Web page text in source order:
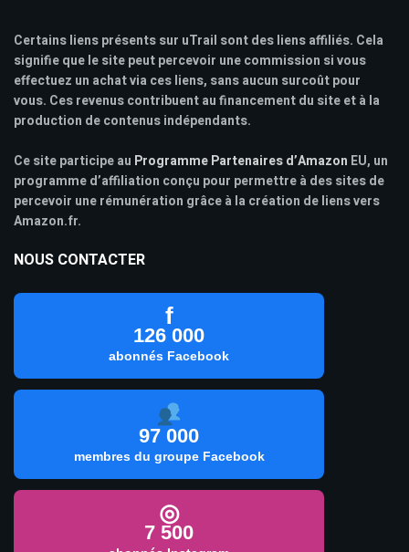
Certains liens présents sur uTrail sont des liens affiliés. Cela
signifie que le site peut percevoir une commission si vous
effectuez un achat via ces liens, sans aucun surcoût pour
vous. Ces revenus contribuent au financement du site et à la
production de contenus indépendants.
Ce site participe au Programme Partenaires d’Amazon EU, un
programme d’affiliation conçu pour permettre à des sites de
percevoir une rémunération grâce à la création de liens vers
Amazon.fr.
NOUS CONTACTER
f
126 000
abonnés Facebook
97 000
membres du groupe Facebook
◎
7 500